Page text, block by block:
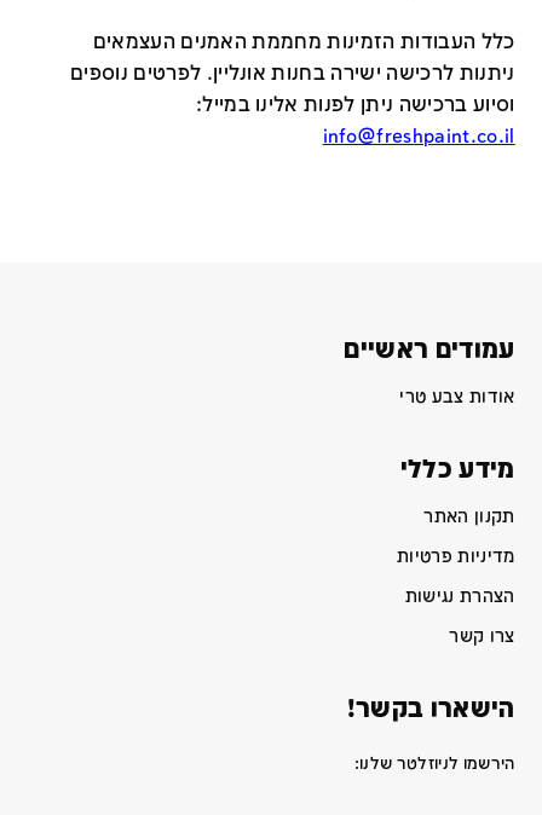
כלל העבודות הזמינות מחממת האמנים העצמאים
ניתנות לרכישה ישירה בחנות אונליין. לפרטים נוספים
וסיוע ברכישה ניתן לפנות אלינו במייל:
info@freshpaint.co.il
עמודים ראשיים
אודות צבע טרי
מידע כללי
תקנון האתר
מדיניות פרטיות
הצהרת נגישות
צרו קשר
הישארו בקשר!
הירשמו לניוזלטר שלנו: